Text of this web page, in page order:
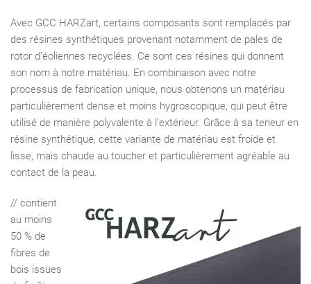
Avec GCC HARZart, certains composants sont remplacés par
des résines synthétiques provenant notamment de pales de
rotor d’éoliennes recyclées. Ce sont ces résines qui donnent
son nom à notre matériau. En combinaison avec notre
processus de fabrication unique, nous obtenons un matériau
particulièrement dense et moins hygroscopique, qui peut être
utilisé de manière polyvalente à l’extérieur. Grâce à sa teneur en
résine synthétique, cette variante de matériau est froide et
lisse, mais chaude au toucher et particulièrement agréable au
contact de la peau.
// contient
au moins
50 % de
ﬁbres de
bois issues